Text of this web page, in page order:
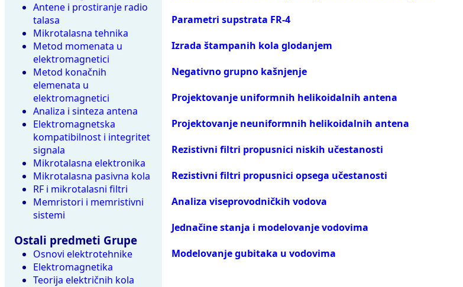
Antene i prostiranje radio
talasa
Mikrotalasna tehnika
Metod momenata u
elektromagnetici
Metod konačnih
elemenata u
elektromagnetici
Analiza i sinteza antena
Elektromagnetska
kompatibilnost i integritet
signala
Mikrotalasna elektronika
Mikrotalasna pasivna kola
RF i mikrotalasni filtri
Memristori i memristivni
sistemi
Ostali predmeti Grupe
Osnovi elektrotehnike
Elektromagnetika
Teorija električnih kola
Parametri supstrata FR-4
Izrada štampanih kola glodanjem
Negativno grupno kašnjenje
Projektovanje uniformnih helikoidalnih antena
Projektovanje neuniformnih helikoidalnih antena
Rezistivni filtri propusnici niskih učestanosti
Rezistivni filtri propusnici opsega učestanosti
Analiza viseprovodničkih vodova
Jednačine stanja i modelovanje vodovima
Modelovanje gubitaka u vodovima